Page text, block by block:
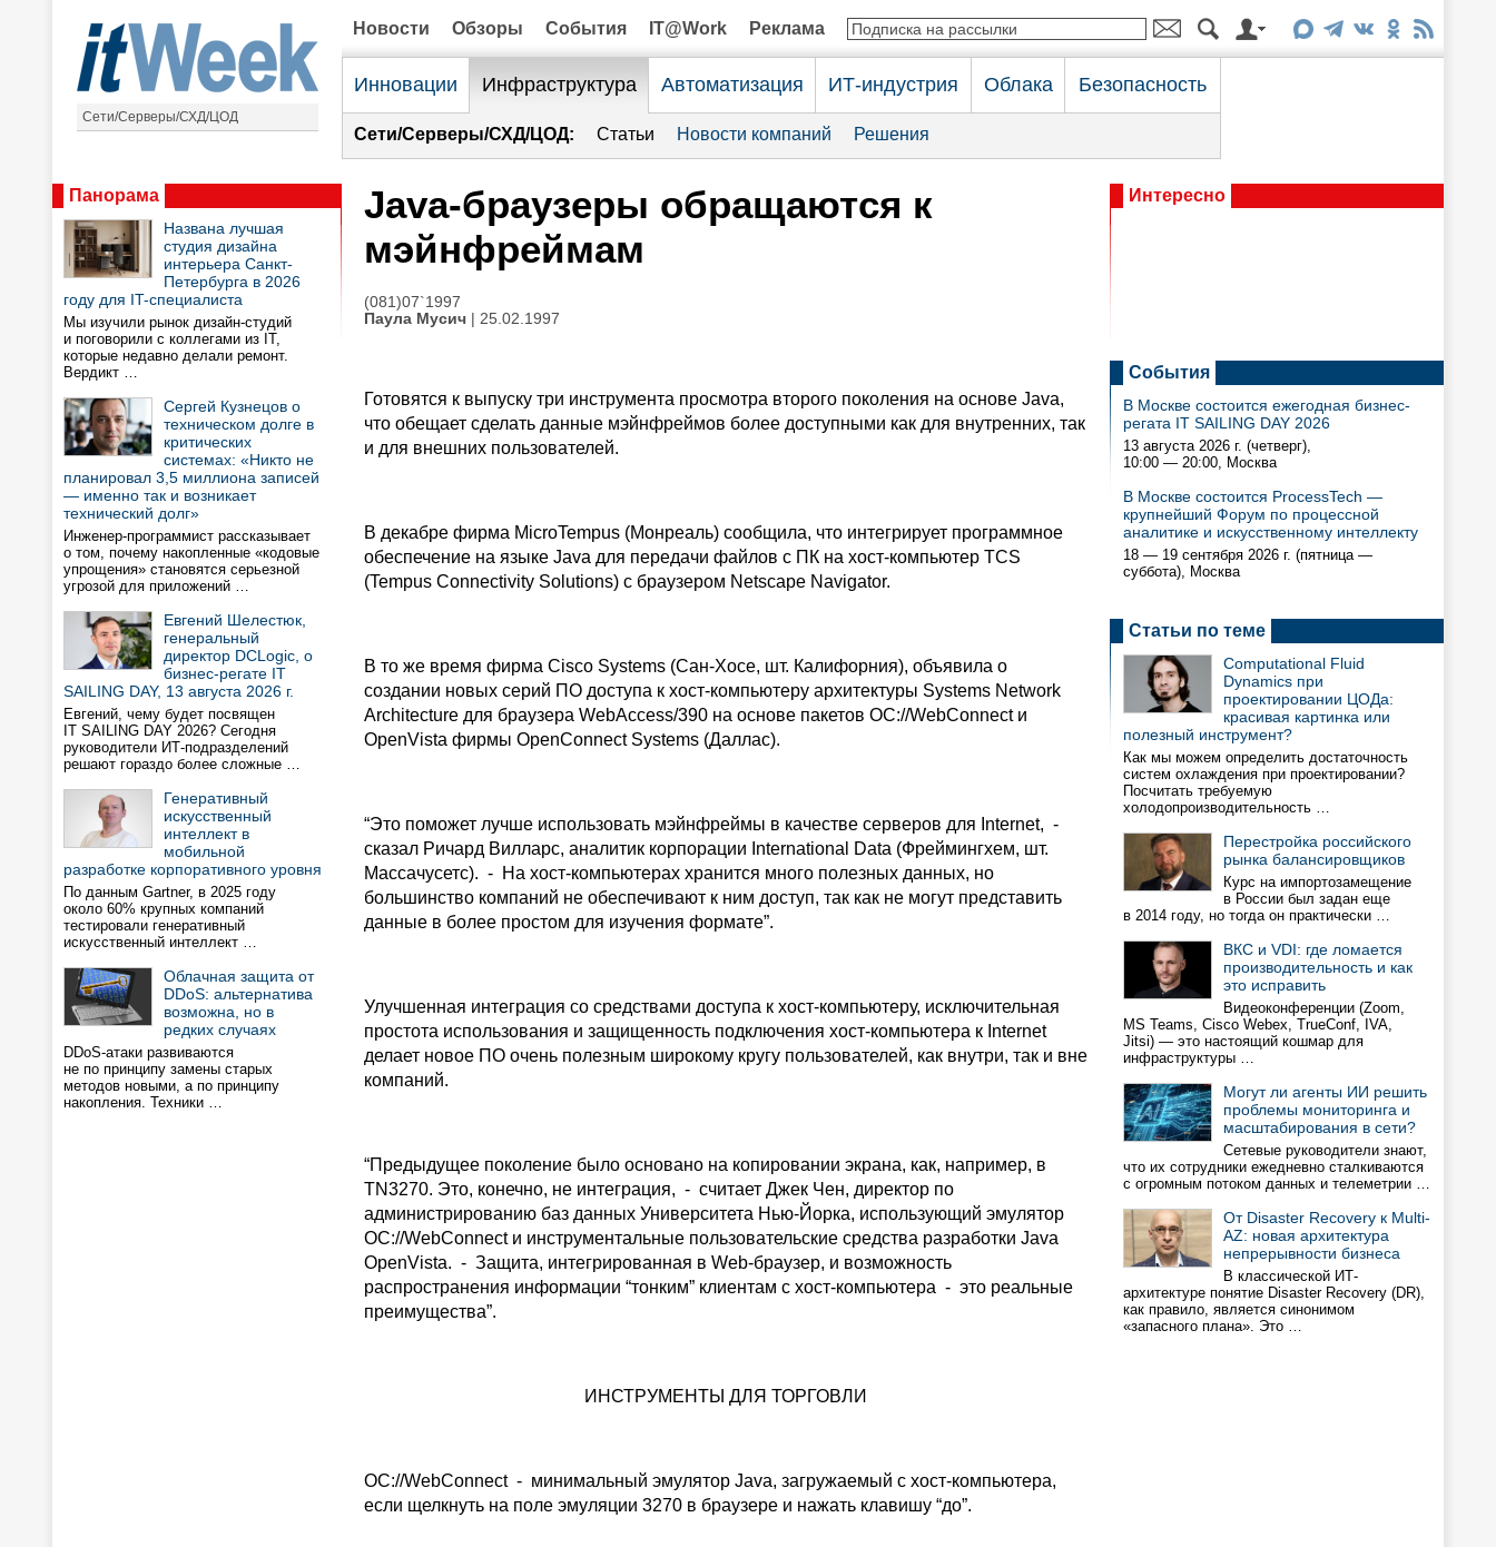
Сети/Серверы/СХД/ЦОД
Новости Обзоры События IT@Work Реклама
Инновации Инфраструктура Автоматизация ИТ-индустрия Облака Безопасность
Сети/Серверы/СХД/ЦОД: Статьи Новости компаний Решения
Панорама
Названа лучшая
студия дизайна
интерьера Санкт-
Петербурга в 2026
году для IT-специалиста
Мы изучили рынок дизайн-студий
и поговорили с коллегами из IT,
которые недавно делали ремонт.
Вердикт …
Сергей Кузнецов о
техническом долге в
критических
системах: «Никто не
планировал 3,5 миллиона записей
— именно так и возникает
технический долг»
Инженер-программист рассказывает
о том, почему накопленные «кодовые
упрощения» становятся серьезной
угрозой для приложений …
Евгений Шелестюк,
генеральный
директор DCLogic, о
бизнес-регате IT
SAILING DAY, 13 августа 2026 г.
Евгений, чему будет посвящен
IT SAILING DAY 2026? Сегодня
руководители ИТ-подразделений
решают гораздо более сложные …
Генеративный
искусственный
интеллект в
мобильной
разработке корпоративного уровня
По данным Gartner, в 2025 году
около 60% крупных компаний
тестировали генеративный
искусственный интеллект …
Облачная защита от
DDoS: альтернатива
возможна, но в
редких случаях
DDoS-атаки развиваются
не по принципу замены старых
методов новыми, а по принципу
накопления. Техники …
Java-браузеры обращаются к
мэйнфреймам
(081)07`1997
Паула Мусич | 25.02.1997
Готовятся к выпуску три инструмента просмотра второго поколения на основе Java,
что обещает сделать данные мэйнфреймов более доступными как для внутренних, так
и для внешних пользователей.
В декабре фирма MicroTempus (Монреаль) сообщила, что интегрирует программное
обеспечение на языке Java для передачи файлов с ПК на хост-компьютер TCS
(Tempus Connectivity Solutions) с браузером Netscape Navigator.
В то же время фирма Cisco Systems (Сан-Хосе, шт. Калифорния), объявила о
создании новых серий ПО доступа к хост-компьютеру архитектуры Systems Network
Architecture для браузера WebAccess/390 на основе пакетов OC://WebConnect и
OpenVista фирмы OpenConnect Systems (Даллас).
“Это поможет лучше использовать мэйнфреймы в качестве серверов для Internet, -
сказал Ричард Вилларс, аналитик корпорации International Data (Фреймингхем, шт.
Массачусетс). - На хост-компьютерах хранится много полезных данных, но
большинство компаний не обеспечивают к ним доступ, так как не могут представить
данные в более простом для изучения формате”.
Улучшенная интеграция со средствами доступа к хост-компьютеру, исключительная
простота использования и защищенность подключения хост-компьютера к Internet
делает новое ПО очень полезным широкому кругу пользователей, как внутри, так и вне
компаний.
“Предыдущее поколение было основано на копировании экрана, как, например, в
TN3270. Это, конечно, не интеграция, - считает Джек Чен, директор по
администрированию баз данных Университета Нью-Йорка, использующий эмулятор
OC://WebConnect и инструментальные пользовательские средства разработки Java
OpenVista. - Защита, интегрированная в Web-браузер, и возможность
распространения информации “тонким” клиентам с хост-компьютера - это реальные
преимущества”.
ИНСТРУМЕНТЫ ДЛЯ ТОРГОВЛИ
OC://WebConnect - минимальный эмулятор Java, загружаемый с хост-компьютера,
если щелкнуть на поле эмуляции 3270 в браузере и нажать клавишу “до”.
Интересно
События
В Москве состоится ежегодная бизнес-
регата IT SAILING DAY 2026
13 августа 2026 г. (четверг),
10:00 — 20:00, Москва
В Москве состоится ProcessTech —
крупнейший Форум по процессной
аналитике и искусственному интеллекту
18 — 19 сентября 2026 г. (пятница —
суббота), Москва
Статьи по теме
Computational Fluid
Dynamics при
проектировании ЦОДа:
красивая картинка или
полезный инструмент?
Как мы можем определить достаточность
систем охлаждения при проектировании?
Посчитать требуемую
холодопроизводительность …
Перестройка российского
рынка балансировщиков
Курс на импортозамещение
в России был задан еще
в 2014 году, но тогда он практически …
ВКС и VDI: где ломается
производительность и как
это исправить
Видеоконференции (Zoom,
MS Teams, Cisco Webex, TrueConf, IVA,
Jitsi) — это настоящий кошмар для
инфраструктуры …
Могут ли агенты ИИ решить
проблемы мониторинга и
масштабирования в сети?
Сетевые руководители знают,
что их сотрудники ежедневно сталкиваются
с огромным потоком данных и телеметрии …
От Disaster Recovery к Multi-
AZ: новая архитектура
непрерывности бизнеса
В классической ИТ-
архитектуре понятие Disaster Recovery (DR),
как правило, является синонимом
«запасного плана». Это …